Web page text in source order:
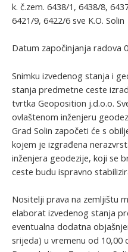
k. č.zem. 6438/1, 6438/8,
6421/9, 6422/6 sve K.O. Solin
Datum započinjanja radova
Snimku izvedenog stanja i
stanja predmetne ceste
tvrtka Geoposition j.d.o.o.
ovlaštenom inženjeru
Grad Solin započeti će s
kojem je izgrađena
inženjera geodezije, koji se
ceste budu ispravno
Nositelji prava na zemljištu
elaborat izvedenog stanja
eventualna dodatna
srijeda) u vremenu od